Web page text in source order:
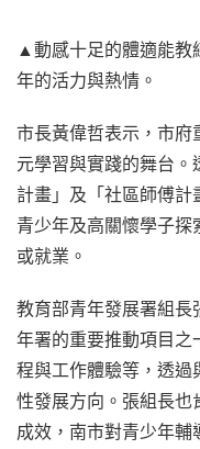
▲動感十足的體適能教
年的活力與熱情。
市長黃偉哲表示，市府
元學習與實踐的舞台
計畫」及「社區師傅
青少年及高關懷學子
或就業。
教育部青年發展署組長
年署的重要推動項目之
程與工作體驗等，透過
性發展方向。張組長也
成效，南市對青少年